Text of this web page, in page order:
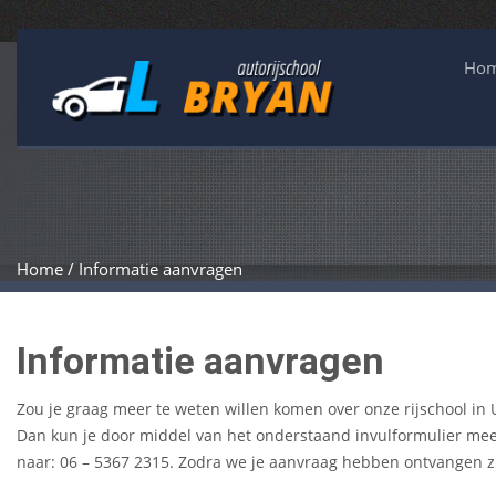
Home / Informatie aanvragen
Informatie aanvragen
Zou je graag meer te weten willen komen over onze rijschool
Dan kun je door middel van het onderstaand invulformulier
naar: 06 – 5367 2315. Zodra we je aanvraag hebben